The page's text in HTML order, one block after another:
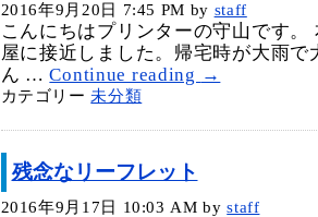
2016年9月20日 7:45 PM by staff
こんにちはプリンターの守山です
屋に接近しました。帰宅時が大雨で
ん …Continue reading →
カテゴリー未分類
残念なリーフレット
2016年9月17日 10:03 AM by staff